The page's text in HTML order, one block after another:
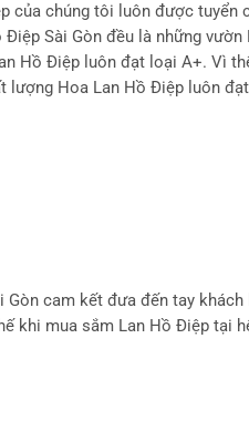
của chúng tôi luôn được tuyển
Sài Gòn đều là những vườn
Hồ Điệp luôn đạt loại A+. Vì
lượng Hoa Lan Hồ Điệp luôn
cam kết đưa đến tay khách
khi mua sắm Lan Hồ Điệp tại